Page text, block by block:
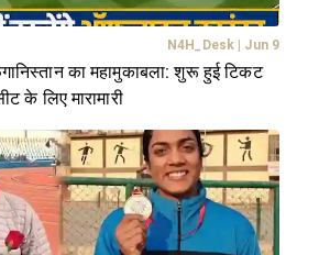
N4H_Desk Jun 9
का महामुकाबला: शुरू हुई टिकट
के लिए मारामारी